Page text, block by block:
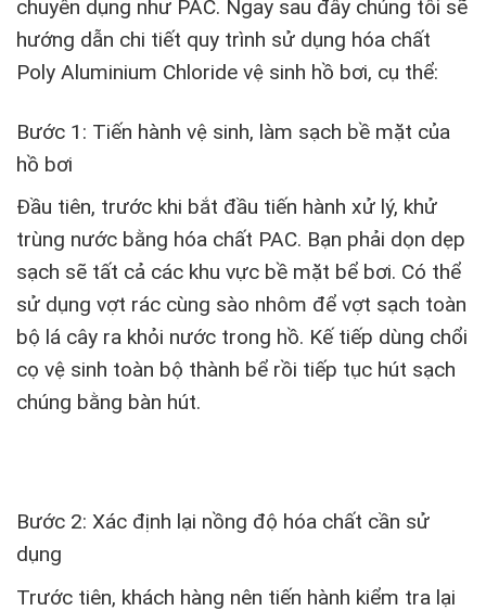
chuyên dụng như PAC. Ngay sau đây chúng tôi sẽ
hướng dẫn chi tiết quy trình sử dụng hóa chất
Poly Aluminium Chloride vệ sinh hồ bơi, cụ thể:
Bước 1: Tiến hành vệ sinh, làm sạch bề mặt của
hồ bơi
Đầu tiên, trước khi bắt đầu tiến hành xử lý, khử
trùng nước bằng hóa chất PAC. Bạn phải dọn dẹp
sạch sẽ tất cả các khu vực bề mặt bể bơi. Có thể
sử dụng vợt rác cùng sào nhôm để vợt sạch toàn
bộ lá cây ra khỏi nước trong hồ. Kế tiếp dùng chổi
cọ vệ sinh toàn bộ thành bể rồi tiếp tục hút sạch
chúng bằng bàn hút.
Bước 2: Xác định lại nồng độ hóa chất cần sử
dụng
Trước tiên, khách hàng nên tiến hành kiểm tra lại